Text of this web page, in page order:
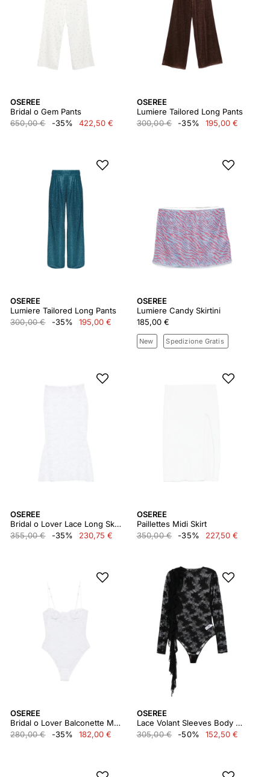
OSEREE
Bridal o Gem Pants
650,00 €
-35% 422,50 €
OSEREE
Lumiere Tailored Long Pants
300,00 €
-35% 195,00 €
OSEREE
Lumiere Tailored Long Pants
300,00 €
-35% 195,00 €
OSEREE
Lumiere Candy Skirtini
185,00 €
New Spedizione Gratis
OSEREE
Bridal o Lover Lace Long Skirt
355,00 €
-35% 230,75 €
OSEREE
Paillettes Midi Skirt
350,00 €
-35% 227,50 €
OSEREE
Bridal o Lover Balconette Maillot
280,00 €
-35% 182,00 €
OSEREE
Lace Volant Sleeves Body Oly243
305,00 €
-50% 152,50 €